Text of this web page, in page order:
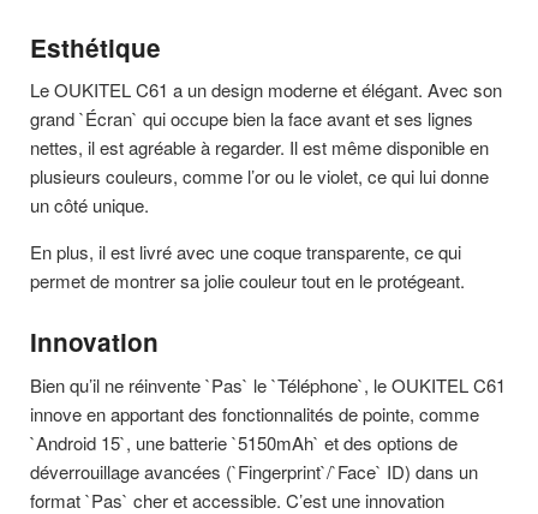
Esthétique
Le OUKITEL C61 a un design moderne et élégant. Avec son
grand `Écran` qui occupe bien la face avant et ses lignes
nettes, il est agréable à regarder. Il est même disponible en
plusieurs couleurs, comme l’or ou le violet, ce qui lui donne
un côté unique.
En plus, il est livré avec une coque transparente, ce qui
permet de montrer sa jolie couleur tout en le protégeant.
Innovation
Bien qu’il ne réinvente `Pas` le `Téléphone`, le OUKITEL C61
innove en apportant des fonctionnalités de pointe, comme
`Android 15`, une batterie `5150mAh` et des options de
déverrouillage avancées (`Fingerprint`/`Face` ID) dans un
format `Pas` cher et accessible. C’est une innovation